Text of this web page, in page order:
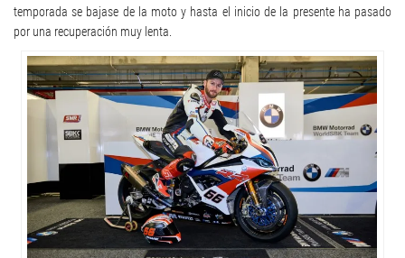
temporada se bajase de la moto y hasta el inicio de la presente ha pasado
por una recuperación muy lenta.